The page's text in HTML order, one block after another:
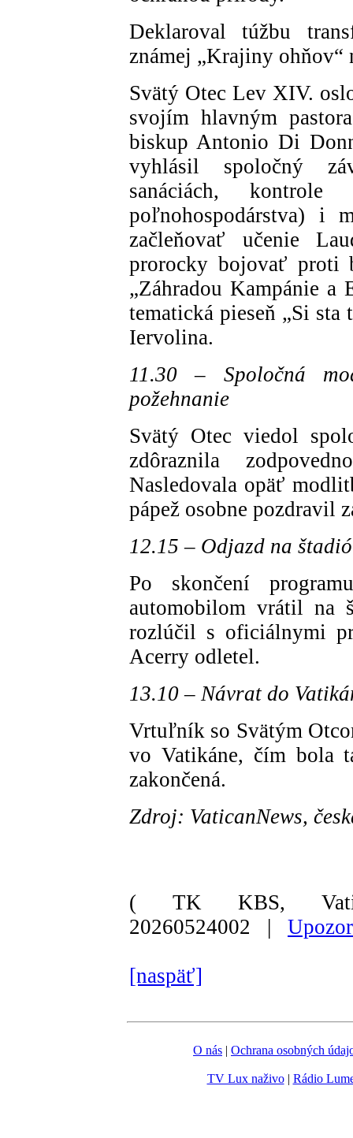
Deklaroval túžbu
známej „Krajiny ohňov“
Svätý Otec Lev XIV.
svojím hlavným
biskup Antonio Di
vyhlásil spoločný
sanáciách,
poľnohospodárstva) i
začleňovať učenie
prorocky bojovať proti
„Záhradou Kampánie a
tematická pieseň „Si sta
Iervolina.
11.30 – Spoločná
požehnanie
Svätý Otec viedol
zdôraznila
Nasledovala opäť
pápež osobne pozdravil
12.15 – Odjazd na
Po skončení
automobilom vrátil na
rozlúčil s oficiálnymi
Acerry odletel.
13.10 – Návrat do
Vrtuľník so Svätým
vo Vatikáne, čím bola
zakončená.
Zdroj: VaticanNews,
( TK KBS,
20260524002 |
[naspäť]
O nás | Ochrana osobných
TV Lux naživo| Rádio